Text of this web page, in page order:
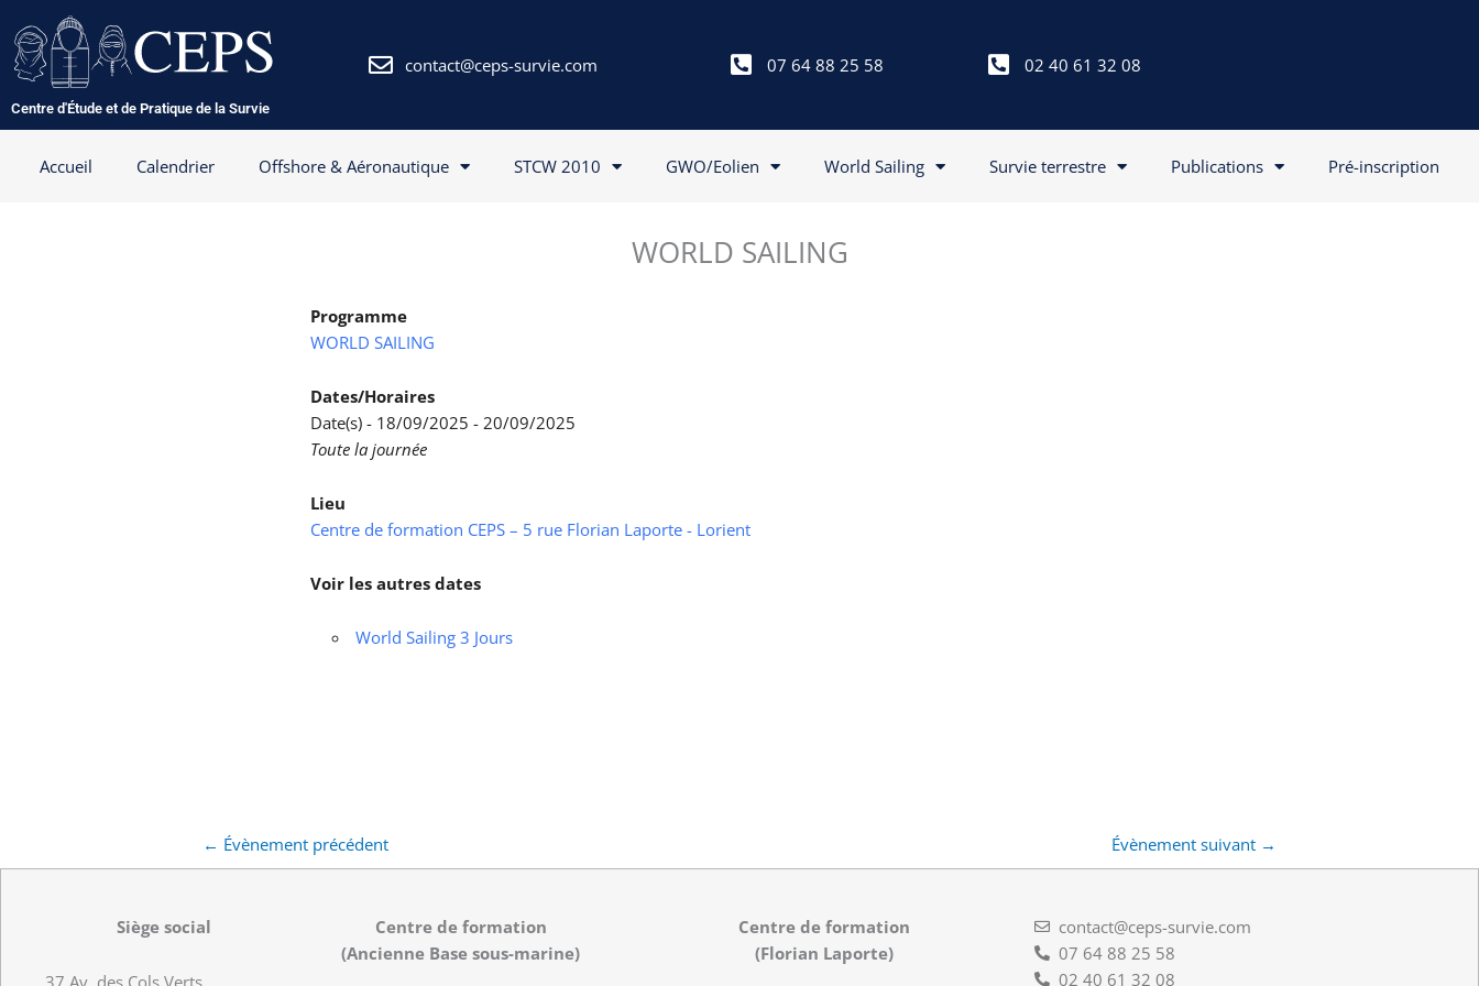
au
contenu
Centre d'Étude et de Pratique de la Survie
contact@ceps-survie.com 07 64 88 25 58 02 40 61 32 08
Accueil Calendrier Offshore & Aéronautique STCW 2010 GWO/Eolien World Sailing Survie terrestre Publications Pré-inscription
WORLD SAILING
Programme
WORLD SAILING
Dates/Horaires
Date(s) - 18/09/2025 - 20/09/2025
Toute la journée
Lieu
Centre de formation CEPS – 5 rue Florian Laporte - Lorient
Voir les autres dates
World Sailing 3 Jours
← Évènement précédent Évènement suivant →
Siège social
Centre de formation
(Ancienne Base sous-marine)
Centre de formation
(Florian Laporte)
contact@ceps-survie.com
07 64 88 25 58
02 40 61 32 08